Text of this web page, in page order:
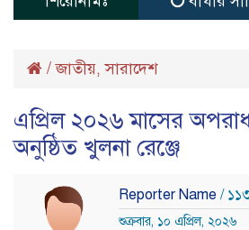
/জাতীয়,সারাদেশ
এপ্রিল ২০২৬ মাসের
অনুষ্ঠিত খুলনা রেঞ্জে
Reporter Name /
শুক্রবার, ১০ এপ্রিল, ২০২৬